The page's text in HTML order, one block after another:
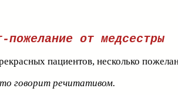
пожелание от медсестры
пациентов, несколько
говорит речитативом.